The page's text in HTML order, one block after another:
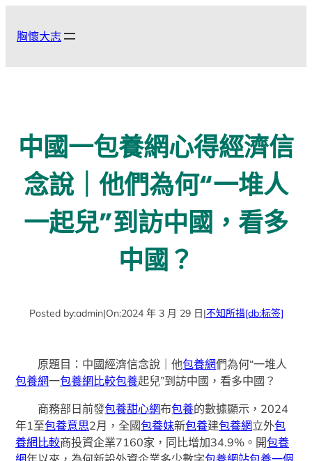
胸懷大志
中國一包養網心得經濟信
念說｜他們為何“一堆人
一起兒”到訪中國，看多
中國？
Posted by:admin|On:2024 年 3 月 29 日|不知所措[db:标签]
原題目：中國經濟信念說｜他包養網們為何“一堆人
包養網一包養網比較包養起兒”到訪中國，看多中國？
商務部日前發包養甜心網布包養的數據顯示，2024
年1至包養意思2月，全國包養妹新包養建包養網立外包
養網比較商投資企業7160家，同比增加34.9%。開包養